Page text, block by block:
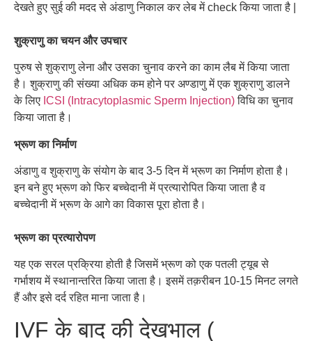
देखते हुए सुई की मदद से अंडाणु निकाल कर लेब में check किया जाता है |
शुक्राणु का चयन और उपचार
पुरुष से शुक्राणु लेना और उसका चुनाव करने का काम लैब में किया जाता
है। शुक्राणु की संख्या अधिक कम होने पर अण्डाणु में एक शुक्राणु डालने
के लिए ICSI (Intracytoplasmic Sperm Injection)विधि का चुनाव
किया जाता है।
भ्रूण का निर्माण
अंडाणु व शुक्राणु के संयोग के बाद 3-5 दिन में भ्रूण का निर्माण होता है।
इन बने हुए भ्रूण को फिर बच्चेदानी में प्रत्यारोपित किया जाता है व
बच्चेदानी में भ्रूण के आगे का विकास पूरा होता है।
भ्रूण का प्रत्यारोपण
यह एक सरल प्रक्रिया होती है जिसमें भ्रूण को एक पतली ट्यूब से
गर्भाशय में स्थानान्तरित किया जाता है। इसमें तक़रीबन10-15मिनट लगते
हैं और इसे दर्द रहित माना जाता है।
IVFके बाद की देखभाल (